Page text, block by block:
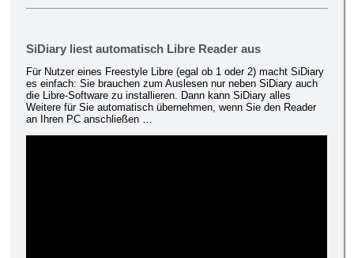
SiDiary liest automatisch Libre Reader aus
Für Nutzer eines Freestyle Libre (egal ob 1 oder 2) macht SiDiary
es einfach: Sie brauchen zum Auslesen nur neben SiDiary auch
die Libre-Software zu installieren. Dann kann SiDiary alles
Weitere für Sie automatisch übernehmen, wenn Sie den Reader
an Ihren PC anschließen …